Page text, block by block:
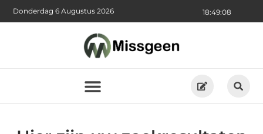
18:49:08
Donderdag 6 Augustus 2026